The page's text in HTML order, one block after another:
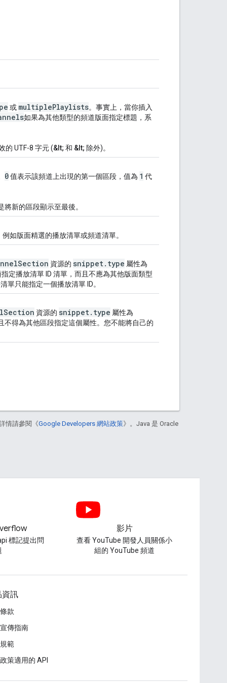
或 multiplePlaylists。事實上，當你插入
如果為其他類型的頻道版面指定標題，系
的 UTF-8 字元 (&lt; 和 &lt; 除外)。
0值表示該頻道上出現的第一個區段，值為 1 代
新的區段顯示至最後。
如版面精選的播放清單或頻道清單。
Section 資源的 snippet. type 屬性為
指定播放清單 ID 清單，而且不應為其他版面類型
單只能指定一個播放清單 ID。
Section 資源的 snippet. type 屬性為
不得為其他區段指定這個屬性。您不能將自己的
情請參閱《Google Developers 網站政策》。Java 是 Oracle
標記提出問
影片
查看 YouTube 開發人員關係小
組的 YouTube 頻道
資訊
款
傳指南
範
策適用的 API